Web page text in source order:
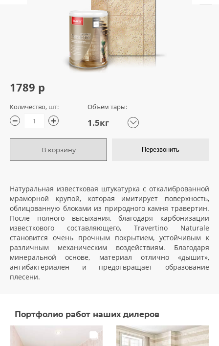
Натуральная известковая штукатурка с откалиброванной
мраморной крупой, которая имитирует поверхность,
облицованную блоками из природного камня травертин.
После полного высыхания, благодаря карбонизации
известкового составляющего, Travertino Naturale
становится очень прочным покрытием, устойчивым к
различным механическим воздействиям. Благодаря
минеральной основе, материал отлично «дышит»,
антибактериален и предотвращает образование
плесени.
Объем тары:
1.5кг
Количество, шт:
− +
1789 р
В корзину Перезвонить
Портфолио работ наших дилеров